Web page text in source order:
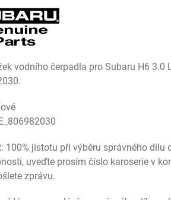
vodního čerpadla pro Subaru H6
100% jistotu při výběru správného
uveďte prosím číslo karoserie v
zprávu.